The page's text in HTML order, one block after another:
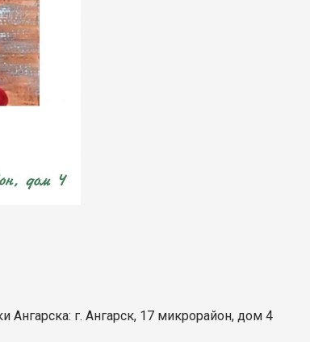
Ангарска: г. Ангарск, 17 микрорайон, дом 4